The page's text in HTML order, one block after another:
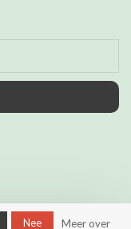
Nee Meer over